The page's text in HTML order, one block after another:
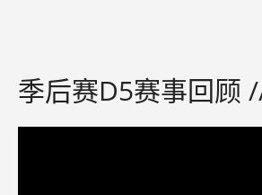
季后赛D5赛事回顾